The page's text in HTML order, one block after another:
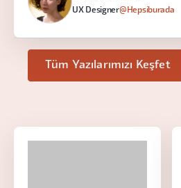
UX Designer@Hepsiburada
Tüm Yazılarımızı Keşfet